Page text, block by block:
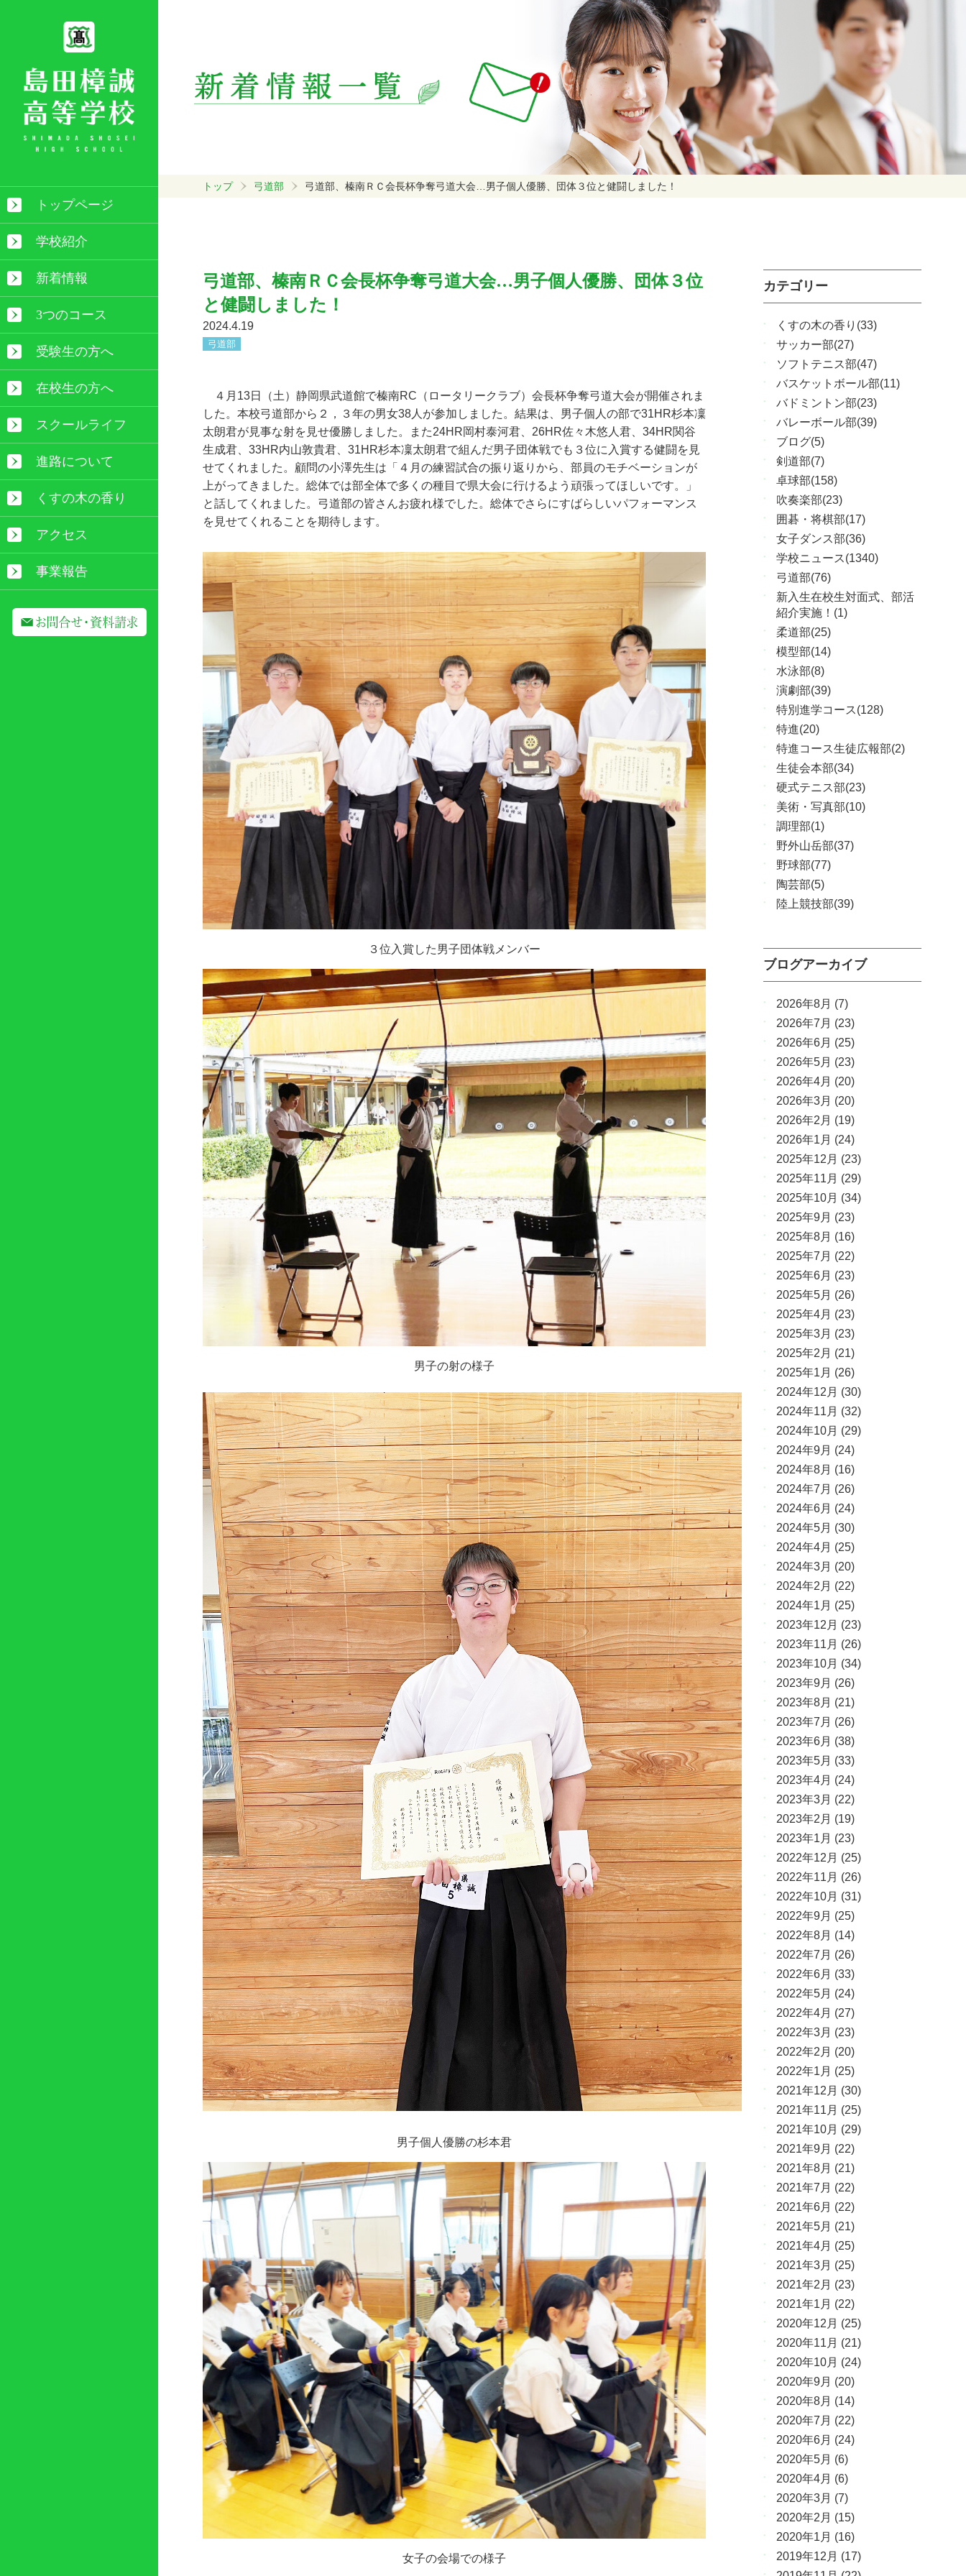
トップページ
学校紹介
新着情報
3つのコース
受験生の方へ
在校生の方へ
スクールライフ
進路について
くすの木の香り
アクセス
事業報告
トップ 弓道部 弓道部、榛南ＲＣ会長杯争奪弓道大会…男子個人優勝、団体３位と健闘しました！
弓道部、榛南ＲＣ会長杯争奪弓道大会…男子個人優勝、団体３位
と健闘しました！
2024.4.19
弓道部
４月 13日（土）静岡県武道館で榛南RC （ロータリークラブ）会長杯争奪弓道大会が開催されま
した。本校弓道部から２，３年の男女38 人が参加しました。結果は、男子個人の部で31HR杉本凜
太朗君が見事な射を見せ優勝しました。また24HR岡村泰河君、 26HR佐々木悠人君、 34HR関谷
生成君、 33HR内山敦貴君、 31HR杉本凜太朗君で組んだ男子団体戦でも３位に入賞する健闘を見
せてくれました。顧問の小澤先生は「４月の練習試合の振り返りから、部員のモチベーションが
上がってきました。総体では部全体で多くの種目で県大会に行けるよう頑張ってほしいです。」
と話してくれました。弓道部の皆さんお疲れ様でした。総体でさらにすばらしいパフォーマンス
を見せてくれることを期待します。
３位入賞した男子団体戦メンバー
男子の射の様子
男子個人優勝の杉本君
女子の会場での様子
カテゴリー
くすの木の香り(33)
サッカー部(27)
ソフトテニス部(47)
バスケットボール部(11)
バドミントン部(23)
バレーボール部(39)
ブログ(5)
剣道部(7)
卓球部(158)
吹奏楽部(23)
囲碁・将棋部(17)
女子ダンス部(36)
学校ニュース(1340)
弓道部(76)
新入生在校生対面式、部活
紹介実施！(1)
柔道部(25)
模型部(14)
水泳部(8)
演劇部(39)
特別進学コース(128)
特進(20)
特進コース生徒広報部(2)
生徒会本部(34)
硬式テニス部(23)
美術・写真部(10)
調理部(1)
野外山岳部(37)
野球部(77)
陶芸部(5)
陸上競技部(39)
ブログアーカイブ
2026年8月 (7)
2026年7月 (23)
2026年6月 (25)
2026年5月 (23)
2026年4月 (20)
2026年3月 (20)
2026年2月 (19)
2026年1月 (24)
2025年12月 (23)
2025年11月 (29)
2025年10月 (34)
2025年9月 (23)
2025年8月 (16)
2025年7月 (22)
2025年6月 (23)
2025年5月 (26)
2025年4月 (23)
2025年3月 (23)
2025年2月 (21)
2025年1月 (26)
2024年12月 (30)
2024年11月 (32)
2024年10月 (29)
2024年9月 (24)
2024年8月 (16)
2024年7月 (26)
2024年6月 (24)
2024年5月 (30)
2024年4月 (25)
2024年3月 (20)
2024年2月 (22)
2024年1月 (25)
2023年12月 (23)
2023年11月 (26)
2023年10月 (34)
2023年9月 (26)
2023年8月 (21)
2023年7月 (26)
2023年6月 (38)
2023年5月 (33)
2023年4月 (24)
2023年3月 (22)
2023年2月 (19)
2023年1月 (23)
2022年12月 (25)
2022年11月 (26)
2022年10月 (31)
2022年9月 (25)
2022年8月 (14)
2022年7月 (26)
2022年6月 (33)
2022年5月 (24)
2022年4月 (27)
2022年3月 (23)
2022年2月 (20)
2022年1月 (25)
2021年12月 (30)
2021年11月 (25)
2021年10月 (29)
2021年9月 (22)
2021年8月 (21)
2021年7月 (22)
2021年6月 (22)
2021年5月 (21)
2021年4月 (25)
2021年3月 (25)
2021年2月 (23)
2021年1月 (22)
2020年12月 (25)
2020年11月 (21)
2020年10月 (24)
2020年9月 (20)
2020年8月 (14)
2020年7月 (22)
2020年6月 (24)
2020年5月 (6)
2020年4月 (6)
2020年3月 (7)
2020年2月 (15)
2020年1月 (16)
2019年12月 (17)